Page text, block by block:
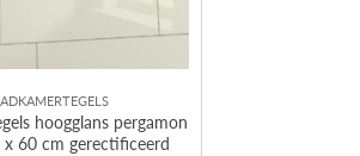
hoogglans pergamon
x 60 cm gerectificeerd